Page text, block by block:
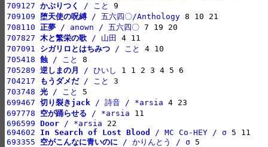
709127 かぶりつく / こと
709109 堕天使の呪縛 / 五六四〇/Anthology
708110 正夢 / anown / 五六四〇
707827 木と繁栄の歌 / 山田
707091 シガリロとはちみつ / こと
705418 蝕 / こと
705289 逆しまの月 / ひいし
704217
もうダメだ / こと
703748 光 / こと
699467 切り裂きjack / 詩音 / *arsia
697778 空が踊らせる / *arsia
696599 Door / *arsia
694602 In Search of Lost Blood / MC Co-HEY / σ
693355 空がこんなに青いのに / かりんとう / σ